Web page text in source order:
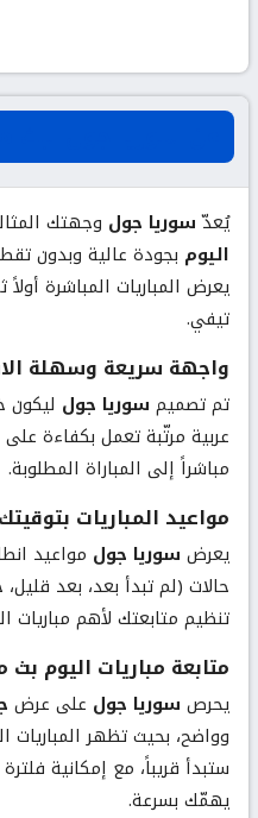
يُعدّسوريا جول وجهتك
اليوم بجودة عالية وبدون
يعرض المباريات المباشرة
تيفي.
واجهة سريعة وسهلة
تم تصميم سوريا جول ليكون
عربية مرتّبة تعمل بكفاءة
مباشراً إلى المباراة المطلوبة.
مواعيد المباريات بتوقيتك
يعرض سوريا جول مواعيد
حالات (لم تبدأ بعد، بعد
تنظيم متابعتك لأهم مباريات
متابعة مباريات اليوم بث
يحرص سوريا جول على عرض
وواضح، بحيث تظهر المباريات
ستبدأ قريباً، مع إمكانية
يهمّك بسرعة.